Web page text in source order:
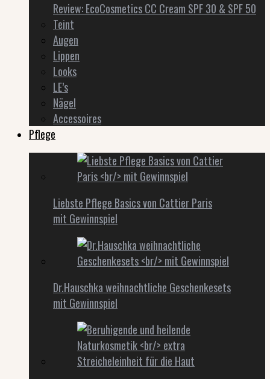
Review: EcoCosmetics CC Cream SPF 30 & SPF 50
Teint
Augen
Lippen
Looks
LE’s
Nägel
Accessoires
Pflege
Liebste Pflege Basics von Cattier Paris
mit Gewinnspiel
Dr.Hauschka weihnachtliche Geschenkesets
mit Gewinnspiel